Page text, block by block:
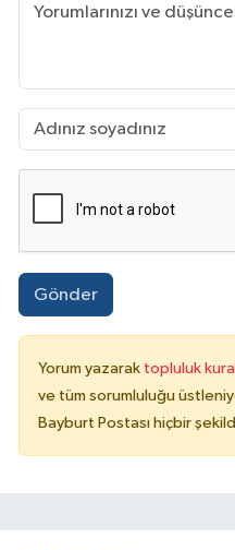
Gönder
Yorum yazarak topluluk
ve tüm sorumluluğu
Bayburt Postası hiçbir